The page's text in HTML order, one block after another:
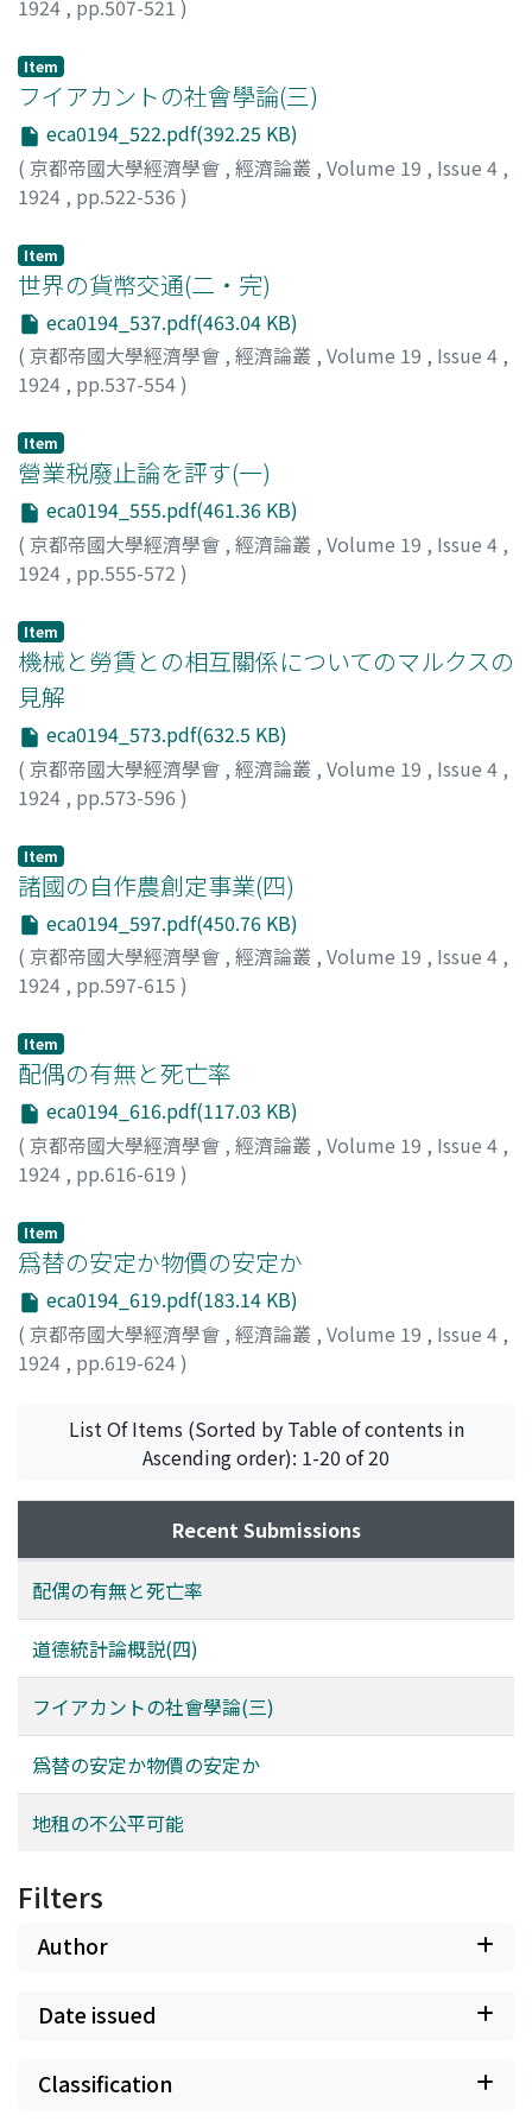
1924 , pp.507-521 )
Item
フイアカントの社會學論(三)
eca0194_522.pdf(392.25 KB)
( 京都帝國大學經濟學會 , 經濟論叢 , Volume 19 , Issue 4 ,
1924 , pp.522-536 )
Item
世界の貨幣交通(二・完)
eca0194_537.pdf(463.04 KB)
( 京都帝國大學經濟學會 , 經濟論叢 , Volume 19 , Issue 4 ,
1924 , pp.537-554)
Item
營業税廢止論を評す(一)
eca0194_555.pdf(461.36 KB)
( 京都帝國大學經濟學會 , 經濟論叢 , Volume 19 , Issue 4 ,
1924 , pp.555-572 )
Item
機械と勞賃との相互關係についてのマルクスの
見解
eca0194_573.pdf(632.5 KB)
( 京都帝國大學經濟學會 , 經濟論叢 , Volume 19 , Issue 4 ,
1924 , pp.573-596 )
Item
諸國の自作農創定事業(四)
eca0194_597.pdf(450.76 KB)
( 京都帝國大學經濟學會 , 經濟論叢 , Volume 19 , Issue 4 ,
1924 , pp.597-615 )
Item
配偶の有無と死亡率
eca0194_616.pdf(117.03 KB)
( 京都帝國大學經濟學會 , 經濟論叢 , Volume 19 , Issue 4 ,
1924 , pp.616-619 )
Item
爲替の安定か物價の安定か
eca0194_619.pdf(183.14 KB)
( 京都帝國大學經濟學會 , 經濟論叢 , Volume 19 , Issue 4 ,
1924 , pp.619-624)
List Of Items (Sorted by Table of contents in
Ascending order): 1-20 of 20
Recent Submissions
配偶の有無と死亡率
道德統計論概説(四)
フイアカントの社會學論(三)
爲替の安定か物價の安定か
地租の不公平可能
Filters
Author
Date issued
Classification